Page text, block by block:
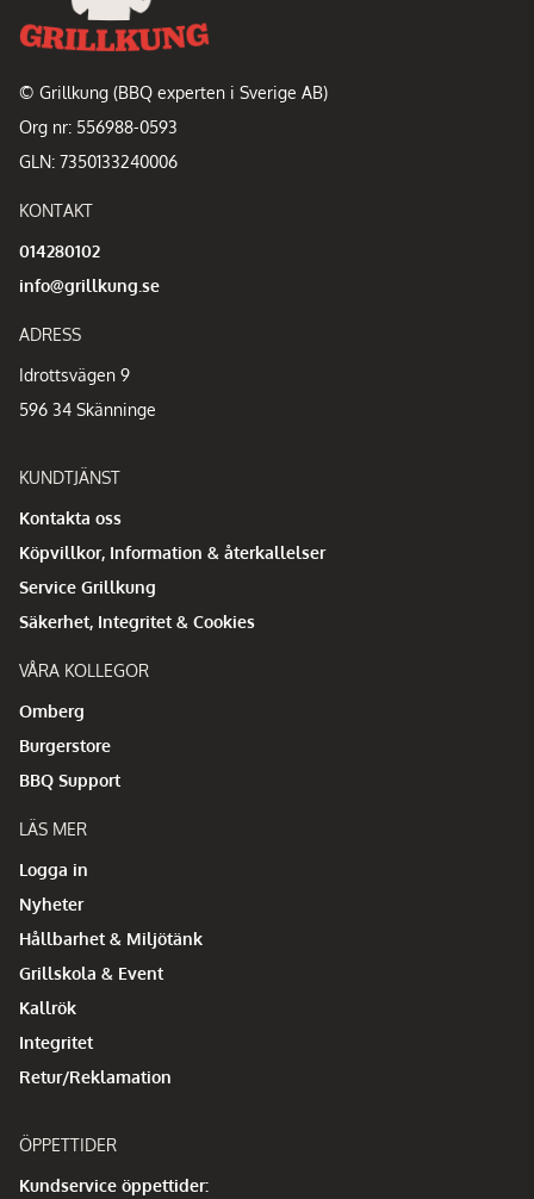
© Grillkung (BBQ experten i Sverige AB)
Org nr: 556988-0593
GLN: 7350133240006
KONTAKT
014280102
info@grillkung.se
ADRESS
Idrottsvägen 9
596 34 Skänninge
KUNDTJÄNST
Kontakta oss
Köpvillkor, Information & återkallelser
Service Grillkung
Säkerhet, Integritet & Cookies
VÅRA KOLLEGOR
Omberg
Burgerstore
BBQ Support
LÄS MER
Logga in
Nyheter
Hållbarhet & Miljötänk
Grillskola & Event
Kallrök
Integritet
Retur/Reklamation
ÖPPETTIDER
Kundservice öppettider: